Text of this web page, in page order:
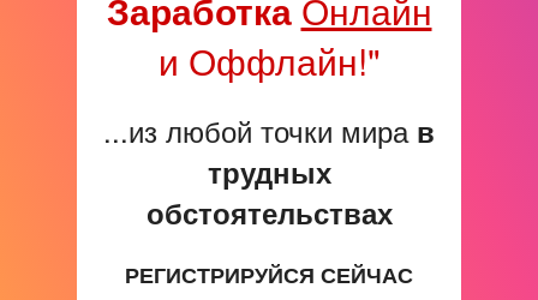
и Оффлайн!"
...из любой точки мира в
трудных
обстоятельствах
РЕГИСТРИРУЙСЯ СЕЙЧАС